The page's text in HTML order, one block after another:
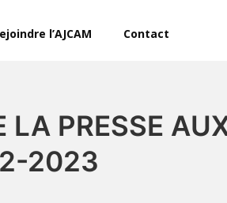
l’AJCAM Contact
LA PRESSE
2023